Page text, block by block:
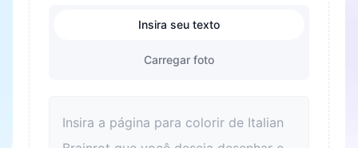
Insira seu texto
Carregar foto